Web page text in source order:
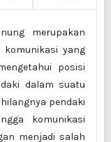
merupakan
yang
posisi
dalam suatu
pendaki
komunikasi
menjadi salah